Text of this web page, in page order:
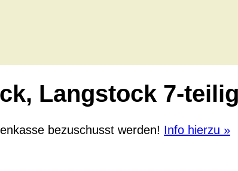
Langstock 7-
bezuschusst werden! Info hierzu »